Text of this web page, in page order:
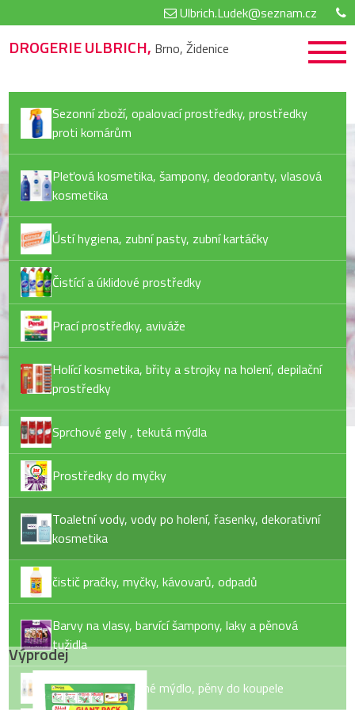
Ulbrich.Ludek@seznam.cz
DROGERIE ULBRICH, Brno, Židenice
Sezonní zboží, opalovací prostředky, prostředky
proti komárům
Pleťová kosmetika, šampony, deodoranty, vlasová
kosmetika
Ústí hygiena, zubní pasty, zubní kartáčky
Čistící a úklidové prostředky
Prací prostředky, aviváže
Holící kosmetika, břity a strojky na holení, depilační
prostředky
Sprchové gely , tekutá mýdla
Prostředky do myčky
Toaletní vody, vody po holení, řasenky, dekorativní
kosmetika
čistič pračky, myčky, kávovarů, odpadů
Barvy na vlasy, barvící šampony, laky a pěnová
tužidla
Tekuté mýdlo, tuhé mýdlo, pěny do koupele
Výprodej